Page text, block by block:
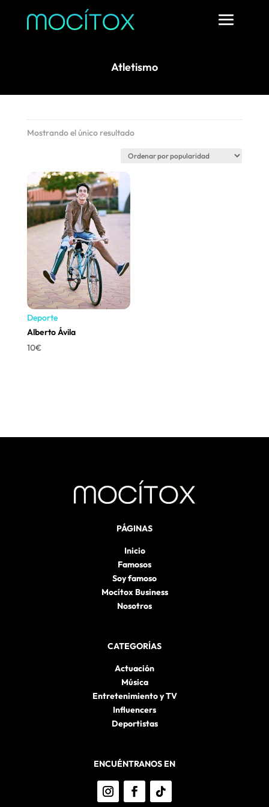
Atletismo
Mostrando el único resultado
Deporte
Alberto Ávila
10€
PÁGINAS
Inicio
Famosos
Soy famoso
Mocítox Business
Nosotros
CATEGORÍAS
Actuación
Música
Entretenimiento y TV
Influencers
Deportistas
ENCUÉNTRANOS EN